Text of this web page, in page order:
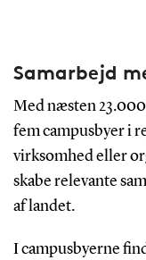
Samarbejd
Med næsten
fem campusbyer i
virksomhed eller
skabe relevante
af landet.
I campusbyerne